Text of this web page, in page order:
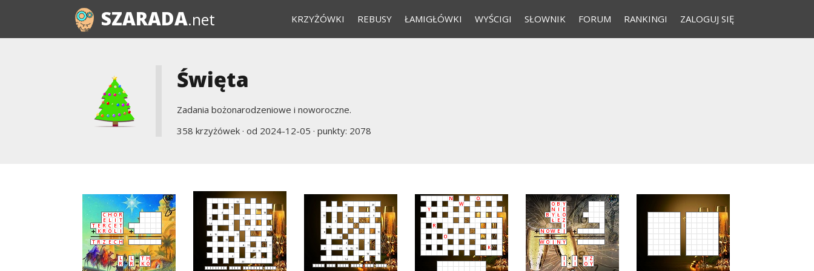
KRZYŻÓWKI REBUSY ŁAMIGŁÓWKI WYŚCIGI SŁOWNIK FORUM RANKINGI ZALOGUJ SIĘ
SZARADA.net
Święta
Zadania bożonarodzeniowe i noworoczne.
358 krzyżówek · od 2024-12-05 · punkty: 2078
C H Ó R
E L I T
T E R C E T
K R Ó L I
T R Z E C H
L L T H
R
R K Ó
13
16
4
18
20
9
14
3
7
0
5
6
10
12
19
1
8
11
17
21
15
2
22
-
11
20
1
19
6 4
9
3
16
8
10
17
2
0
7
21 5 13
12
18
15
14
-
N
O
W
Y
R
O
K
O B Y
N I E
B Y Ł O
Ł E Z
I
N O W E J
W O J N Y
I I Y Z
I
I O Y